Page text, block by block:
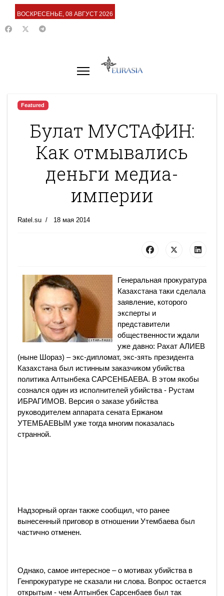
ВОСКРЕСЕНЬЕ, 08 АВГУСТ 2026
Featured
Булат МУСТАФИН:
Как отмывались
деньги медиа-
империи
Ratel.su 18 мая 2014
Генеральная прокуратура
Казахстана таки cделала
заявление, которого
эксперты и
представители
общественности ждали
уже давно: Рахат АЛИЕВ
(ныне Шораз) – экс-дипломат, экс-зять президента
Казахстана был истинным заказчиком убийства
политика Алтынбека САРСЕНБАЕВА. В этом якобы
сознался один из исполнителей убийства - Рустам
ИБРАГИМОВ. Версия о заказе убийства
руководителем аппарата сената Ержаном
УТЕМБАЕВЫМ уже тогда многим показалась
странной.
Надзорный орган также сообщил, что ранее
вынесенный приговор в отношении Утембаева был
частично отменен.
Однако, самое интересное – о мотивах убийства в
Генпрокуратуре не сказали ни слова. Вопрос остается
открытым - чем Алтынбек Сарсенбаев был так